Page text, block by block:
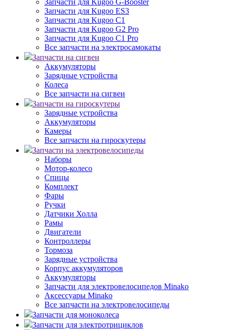
Запчасти для Kugoo G-Booster
Запчасти для Kugoo ES3
Запчасти для Kugoo C1
Запчасти для Kugoo G2 Pro
Запчасти для Kugoo C1 Pro
Все запчасти на электросамокаты
Запчасти на сигвеи
Аккумуляторы
Зарядные устройства
Колеса
Все запчасти на сигвеи
Запчасти на гироскутеры
Зарядные устройства
Аккумуляторы
Камеры
Все запчасти на гироскутеры
Запчасти на электровелосипеды
Наборы
Мотор-колесо
Спицы
Комплект
Фары
Ручки
Датчики Холла
Рамы
Двигатели
Контроллеры
Тормоза
Зарядные устройства
Корпус аккумуляторов
Аккумуляторы
Запчасти для электровелосипедов Minako
Аксессуары Minako
Все запчасти на электровелосипеды
Запчасти для моноколеса
Запчасти для электротрициклов